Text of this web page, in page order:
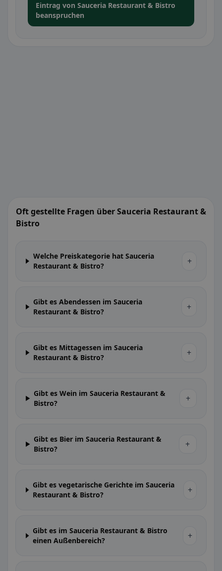
Eintrag von Sauceria Restaurant & Bistro
beanspruchen
Oft gestellte Fragen über Sauceria Restaurant &
Bistro
Welche Preiskategorie hat Sauceria
Restaurant & Bistro?
+
Gibt es Abendessen im Sauceria
Restaurant & Bistro?
+
Gibt es Mittagessen im Sauceria
Restaurant & Bistro?
+
Gibt es Wein im Sauceria Restaurant &
Bistro?
+
Gibt es Bier im Sauceria Restaurant &
Bistro?
+
Gibt es vegetarische Gerichte im Sauceria
Restaurant & Bistro?
+
Gibt es im Sauceria Restaurant & Bistro
einen Außenbereich?
+